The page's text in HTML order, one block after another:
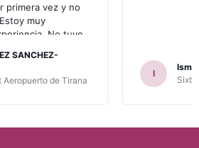
primera vez y no
muy
No tuve
seguro (como
En mis
había alquilado
gracias.
SANCHEZ-
Aeropuerto de Tirana
I
Sixt